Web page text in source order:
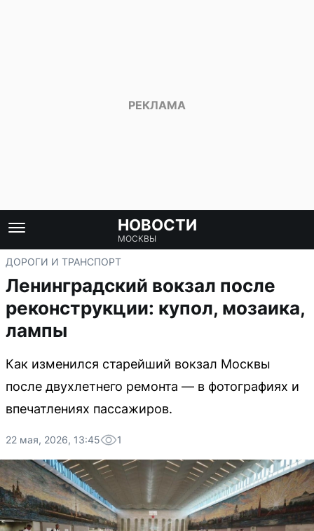
НОВОСТИ
МОСКВЫ
ДОРОГИ И ТРАНСПОРТ
Ленинградский вокзал после
реконструкции: купол, мозаика,
лампы
Как изменился старейший вокзал Москвы
после двухлетнего ремонта — в фотографиях и
впечатлениях пассажиров.
22 мая, 2026, 13:45 1